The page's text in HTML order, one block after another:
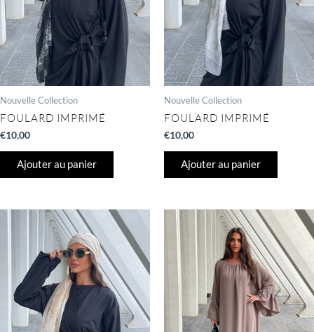
Nouvelle Collection
FOULARD IMPRIMÉ
€10,00
Ajouter au panier
Nouvelle Collection
FOULARD IMPRIMÉ
€10,00
Ajouter au panier